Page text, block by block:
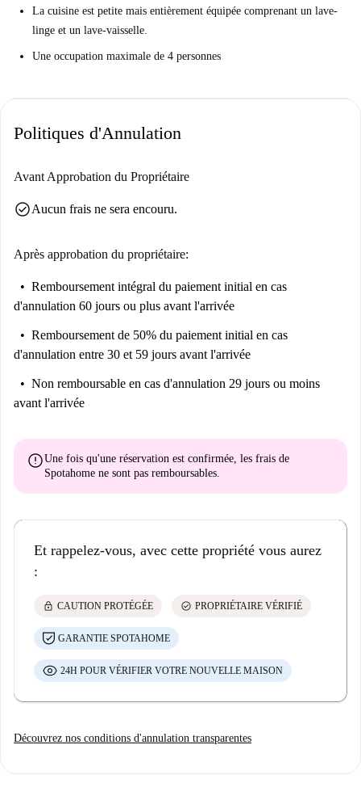
La cuisine est petite mais entièrement équipée comprenant un lave-
linge et un lave-vaisselle.
Une occupation maximale de 4 personnes
Politiques d'Annulation
Avant Approbation du Propriétaire
check_circleAucun frais ne sera encouru.
Après approbation du propriétaire:
Remboursement intégral du paiement initial en cas
d'annulation 60 jours ou plus avant l'arrivée
Remboursement de 50% du paiement initial en cas
d'annulation entre 30 et 59 jours avant l'arrivée
Non remboursable en cas d'annulation 29 jours ou moins
avant l'arrivée
errorUne fois qu'une réservation est confirmée, les frais de
Spotahome ne sont pas remboursables.
Et rappelez-vous, avec cette propriété vous aurez
:
lock CAUTION PROTÉGÉE check_circle PROPRIÉTAIRE VÉRIFIÉ
GARANTIE SPOTAHOME
24H POUR VÉRIFIER VOTRE NOUVELLE MAISON
Découvrez nos conditions d'annulation transparentes